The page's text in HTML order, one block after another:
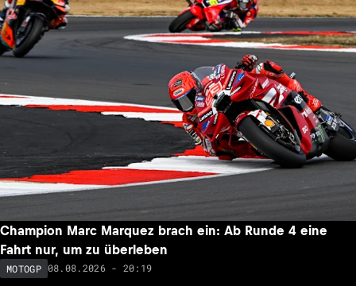
Champion Marc Marquez brach ein: Ab Runde 4 eine
Fahrt nur, um zu überleben
MOTOGP 08.08.2026 - 20:19